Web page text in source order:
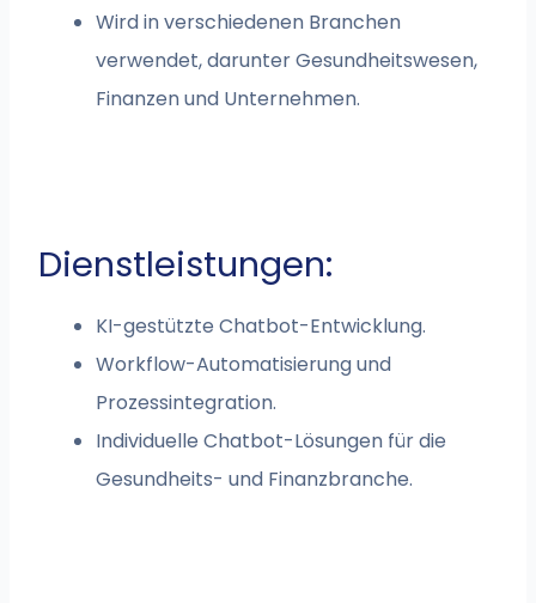
Wird in verschiedenen Branchen
verwendet, darunter Gesundheitswesen,
Finanzen und Unternehmen.
Dienstleistungen:
KI-gestützte Chatbot-Entwicklung.
Workflow-Automatisierung und
Prozessintegration.
Individuelle Chatbot-Lösungen für die
Gesundheits- und Finanzbranche.